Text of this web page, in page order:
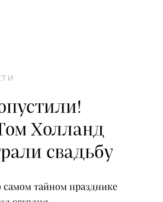
Холланд
свадьбу
самом тайном празднике